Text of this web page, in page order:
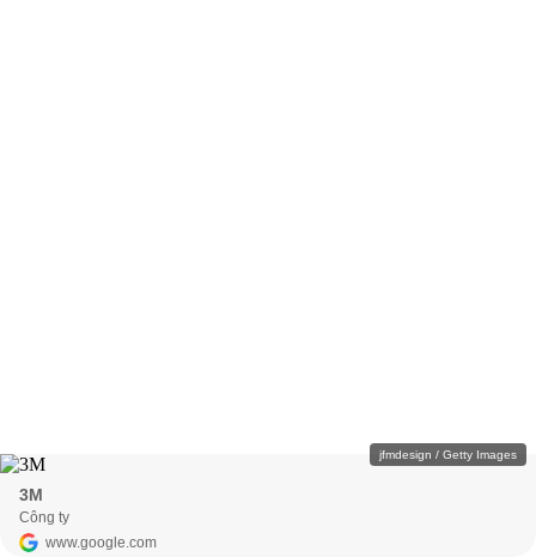
jfmdesign / Getty Images
3M
Công ty
www.google.com